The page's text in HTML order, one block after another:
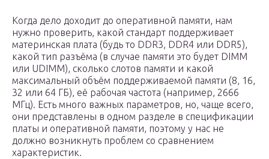
Когда дело доходит до оперативной памяти, нам
нужно проверить, какой стандарт поддерживает
материнская плата (будь то DDR3, DDR4 или DDR5),
какой тип разъёма (в случае памяти это будет DIMM
или UDIMM), сколько слотов памяти и какой
максимальный объём поддерживаемой памяти (8, 16,
32 или 64 ГБ), её рабочая частота (например, 2666
МГц). Есть много важных параметров, но, чаще всего,
они представлены в одном разделе в спецификации
платы и оперативной памяти, поэтому у нас не
должно возникнуть проблем со сравнением
характеристик.